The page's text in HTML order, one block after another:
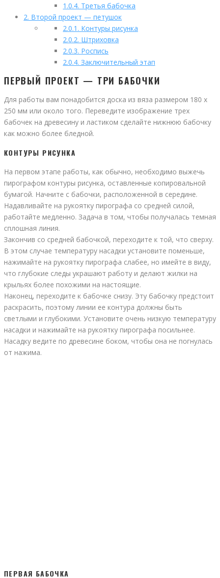
1.0.4. Третья бабочка
2. Второй проект — петушок
2.0.1. Контуры рисунка
2.0.2. Штриховка
2.0.3. Роспись
2.0.4. Заключительный этап
ПЕРВЫЙ ПРОЕКТ — ТРИ БАБОЧКИ
Для работы вам понадобится доска из вяза размером 180 х
250 мм или около того. Переведите изображение трех
бабочек на древесину и ластиком сделайте нижнюю бабочку
как можно более бледной.
КОНТУРЫ РИСУНКА
На первом этапе работы, как обычно, необходимо выжечь
пирографом контуры рисунка, оставленные копировальной
бумагой. Начните с бабочки, расположенной в середине.
Надавливайте на рукоятку пирографа со средней силой,
работайте медленно. Задача в том, чтобы получалась темная
сплошная линия.
Закончив со средней бабочкой, переходите к той, что сверху.
В этом случае температуру насадки установите поменьше,
нажимайте на рукоятку пирографа слабее, но имейте в виду,
что глубокие следы украшают работу и делают жилки на
крыльях более похожими на настоящие.
Наконец, переходите к бабочке снизу. Эту бабочку предстоит
раскрасить, поэтому линии ее контура должны быть
светлыми и глубокими. Установите очень низкую температуру
насадки и нажимайте на рукоятку пирографа посильнее.
Насадку ведите по древесине боком, чтобы она не погнулась
от нажима.
ПЕРВАЯ БАБОЧКА